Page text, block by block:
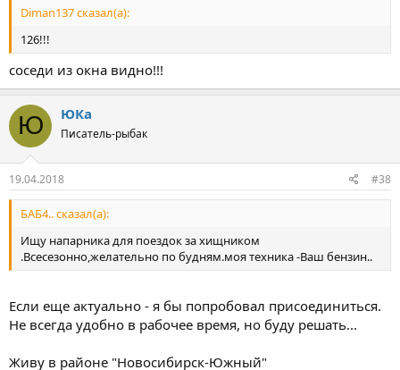
Diman137 сказал(а):
126!!!
соседи из окна видно!!!
Ю ЮКа
Писатель-рыбак
19.04.2018 #38
БАБ4.. сказал(а):
Ищу напарника для поездок за хищником
.Всесезонно,желательно по будням.моя техника -Ваш бензин..
Если еще актуально - я бы попробовал присоединиться.
Не всегда удобно в рабочее время, но буду решать...
Живу в районе "Новосибирск-Южный"